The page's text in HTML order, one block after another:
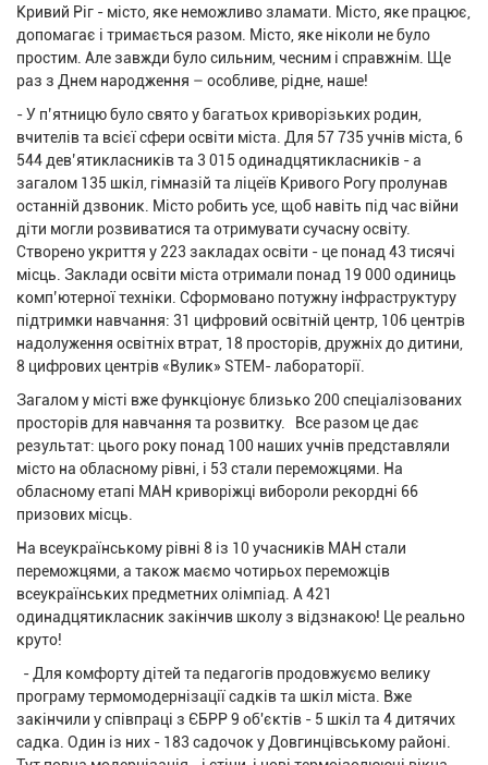
Кривий Ріг - місто, яке неможливо зламати. Місто, яке працює,
допомагає і тримається разом. Місто, яке ніколи не було
простим. Але завжди було сильним, чесним і справжнім. Ще
раз з Днем народження – особливе, рідне, наше!
- У п’ятницю було свято у багатьох криворізьких родин,
вчителів та всієї сфери освіти міста. Для 57 735 учнів міста, 6
544 дев’ятикласників та 3 015 одинадцятикласників - а
загалом 135 шкіл, гімназій та ліцеїв Кривого Рогу пролунав
останній дзвоник. Місто робить усе, щоб навіть під час війни
діти могли розвиватися та отримувати сучасну освіту.
Створено укриття у 223 закладах освіти - це понад 43 тисячі
місць. Заклади освіти міста отримали понад 19 000 одиниць
комп’ютерної техніки. Сформовано потужну інфраструктуру
підтримки навчання: 31 цифровий освітній центр, 106 центрів
надолуження освітніх втрат, 18 просторів, дружніх до дитини,
8 цифрових центрів «Вулик» STEM- лабораторії.
Загалом у місті вже функціонує близько 200 спеціалізованих
просторів для навчання та розвитку. Все разом це дає
результат: цього року понад 100 наших учнів представляли
місто на обласному рівні, і 53 стали переможцями. На
обласному етапі МАН криворіжці вибороли рекордні 66
призових місць.
На всеукраїнському рівні 8 із 10 учасників МАН стали
переможцями, а також маємо чотирьох переможців
всеукраїнських предметних олімпіад. А 421
одинадцятикласник закінчив школу з відзнакою! Це реально
круто!
- Для комфорту дітей та педагогів продовжуємо велику
програму термомодернізації садків та шкіл міста. Вже
закінчили у співпраці з ЄБРР 9 об'єктів - 5 шкіл та 4 дитячих
садка. Один із них - 183 садочок у Довгинцівському районі.